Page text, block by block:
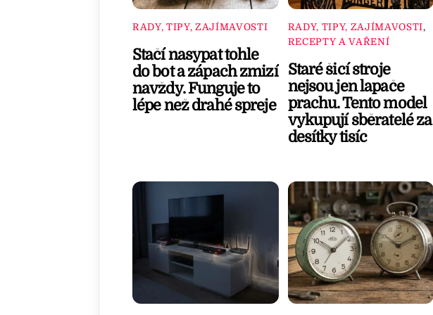
RADY, TIPY, ZAJÍMAVOSTI
Stačí nasypat tohle
do bot a zápach zmizí
navždy. Funguje to
lépe než drahé spreje
RADY, TIPY, ZAJÍMAVOSTI,
RECEPTY A VAŘENÍ
Staré šicí stroje
nejsou jen lapače
prachu. Tento model
vykupují sběratelé za
desítky tisíc